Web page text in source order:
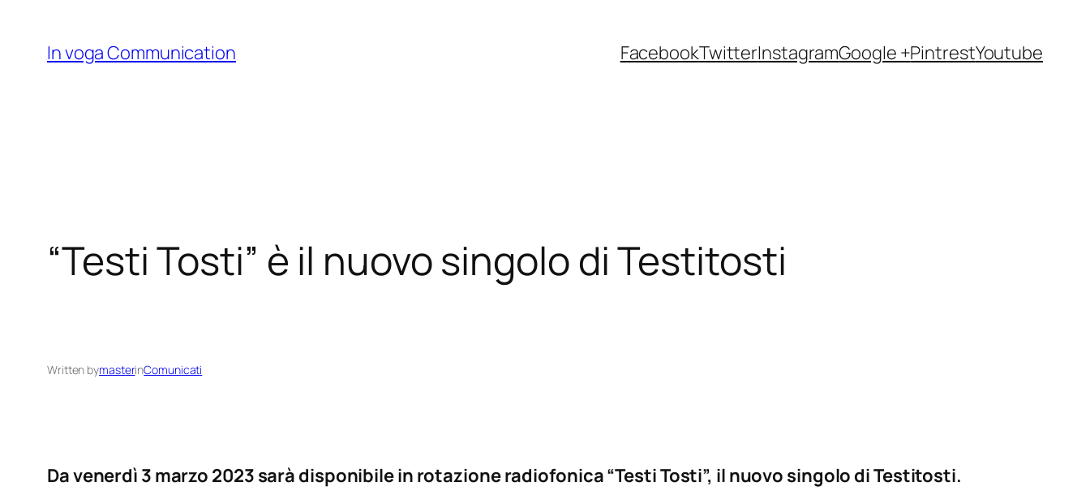
content
In voga Communication FacebookTwitterInstagramGoogle +PintrestYoutube
“Testi Tosti” è il nuovo singolo di Testitosti
Written bymasterinComunicati
Da venerdì 3 marzo 2023 sarà disponibile in rotazione radiofonica “Testi Tosti”, il nuovo singolo di Testitosti.